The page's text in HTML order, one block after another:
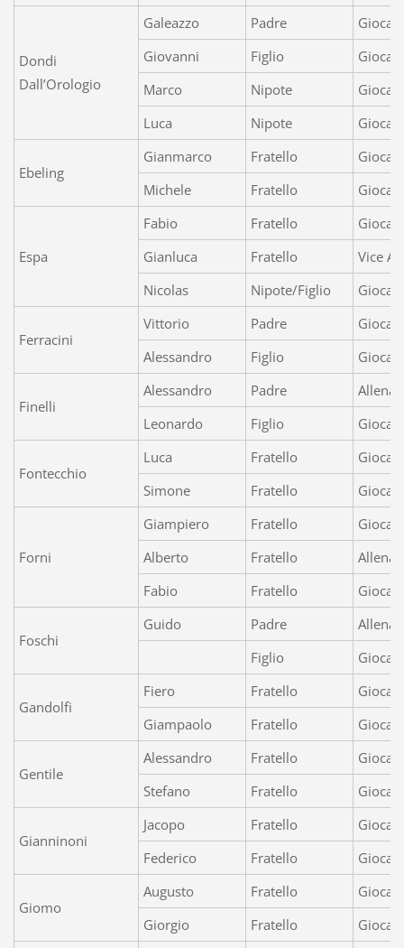
Dondi
Dall’Orologio
Galeazzo Padre
Giovanni
Figlio
Marco
Nipote
Luca
Nipote
Ebeling
Gianmarco Fratello
Michele
Fratello
Espa
Fabio Fratello
Gianluca
Fratello
Vice
Nicolas
Nipote/Figlio
Ferracini
Vittorio Padre
Alessandro
Figlio
Finelli
Alessandro Padre
Leonardo
Figlio
Fontecchio
Luca Fratello
Simone
Fratello
Forni
Giampiero Fratello
Alberto
Fratello
Fabio
Fratello
Foschi
Guido Padre
Figlio
Gandolfi
Fiero Fratello
Giampaolo
Fratello
Gentile
Alessandro Fratello
Stefano
Fratello
Gianninoni
Jacopo Fratello
Federico
Fratello
Giomo
Augusto Fratello
Giorgio
Fratello